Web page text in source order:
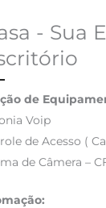
- Sua
de
Voip
de Acesso (
de Câmera –